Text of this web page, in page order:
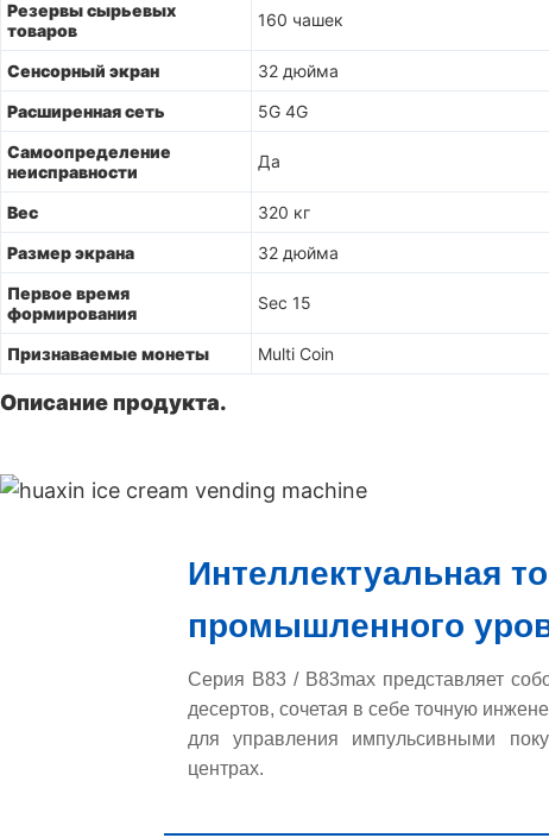
Резервы сырьевых
товаров
160 чашек
Сенсорный экран 32 дюйма
Расширенная сеть
5G 4G
Самоопределение
неисправности
Да
Вес 320 кг
Размер экрана
32 дюйма
Первое время
формирования
Sec 15
Признаваемые монеты Multi Coin
Описание продукта.
Интеллектуальная
промышленного
Серия B83 / B83max представляет
десертов, сочетая в себе точную
для управления импульсивными
центрах.